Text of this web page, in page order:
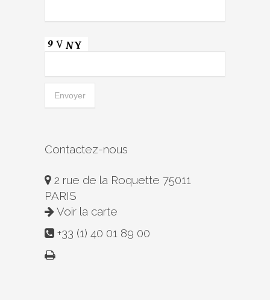
Contactez-nous
2 rue de la Roquette 75011
PARIS
Voir la carte
+33 (1) 40 01 89 00